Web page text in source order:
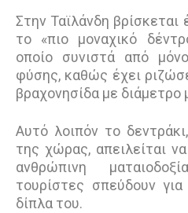
Στην Ταϊλάνδη
το «πιο μοναχικό
οποίο συνιστά από
φύσης, καθώς έχει
βραχονησίδα με
Αυτό λοιπόν το
της χώρας, απειλείται
ανθρώπινη
τουρίστες σπεύδουν
δίπλα του.